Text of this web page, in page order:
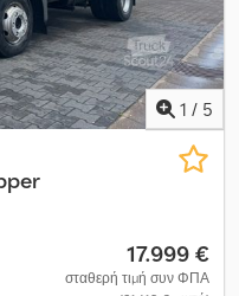
1 / 5
17.999 €
σταθερή τιμή συν ΦΠΑ